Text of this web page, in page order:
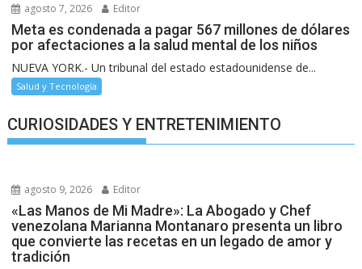
agosto 7, 2026 Editor
Meta es condenada a pagar 567 millones de dólares
por afectaciones a la salud mental de los niños
NUEVA YORK.- Un tribunal del estado estadounidense de...
Salud y Tecnología
CURIOSIDADES Y ENTRETENIMIENTO
agosto 9, 2026 Editor
«Las Manos de Mi Madre»: La Abogado y Chef
venezolana Marianna Montanaro presenta un libro
que convierte las recetas en un legado de amor y
tradición